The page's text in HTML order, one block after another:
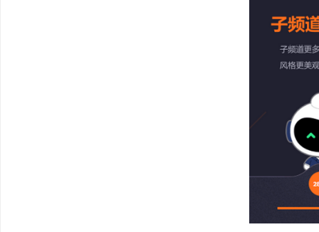
360游戏大厅将多类